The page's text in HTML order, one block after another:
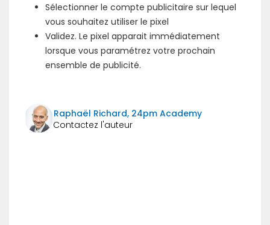
Sélectionner le compte publicitaire sur lequel
vous souhaitez utiliser le pixel
Validez. Le pixel apparait immédiatement
lorsque vous paramétrez votre prochain
ensemble de publicité.
Raphaël Richard, 24pm Academy